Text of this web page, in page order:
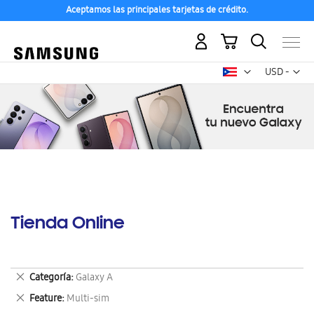
Aceptamos las principales tarjetas de crédito.
USD -
dólar
Mi carrito
Tienda Online
Categoría Galaxy A
Eliminar
este
artículo
Feature Multi-sim
Eliminar